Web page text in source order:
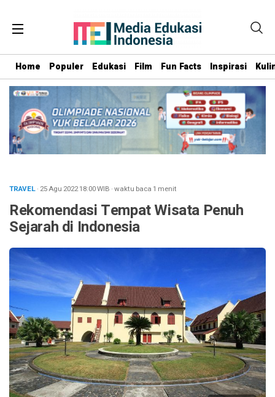
Home Populer Edukasi Film Fun Facts Inspirasi
TRAVEL· 25 Agu 202218:00WIB ·waktu baca 1 menit
Rekomendasi Tempat Wisata Penuh
Sejarah di Indonesia